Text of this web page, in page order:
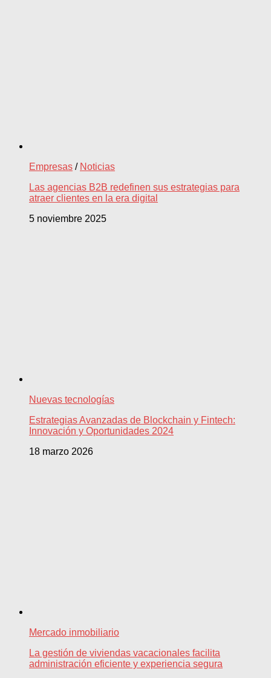
Empresas / Noticias
Las agencias B2B redefinen sus estrategias para
atraer clientes en la era digital
5 noviembre 2025
Nuevas tecnologías
Estrategias Avanzadas de Blockchain y Fintech:
Innovación y Oportunidades 2024
18 marzo 2026
Mercado inmobiliario
La gestión de viviendas vacacionales facilita
administración eficiente y experiencia segura